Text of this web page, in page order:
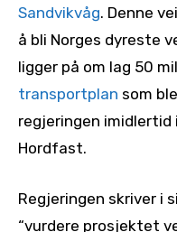
Sandvikvåg. Denne
å bli Norges dyreste
ligger på om lag 50
transportplan som
regjeringen
Hordfast.
Regjeringen skriver i
“vurdere prosjektet